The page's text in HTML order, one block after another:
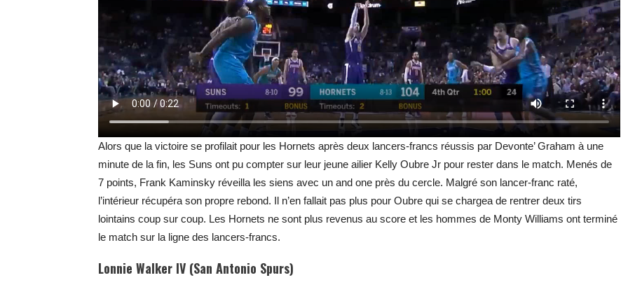
Alors que la victoire se profilait pour les Hornets après deux lancers-francs réussis par Devonte’ Graham à une
minute de la fin, les Suns ont pu compter sur leur jeune ailier Kelly Oubre Jr pour rester dans le match. Menés de
7 points, Frank Kaminsky réveilla les siens avec un and one près du cercle. Malgré son lancer-franc raté,
l’intérieur récupéra son propre rebond. Il n’en fallait pas plus pour Oubre qui se chargea de rentrer deux tirs
lointains coup sur coup. Les Hornets ne sont plus revenus au score et les hommes de Monty Williams ont terminé
le match sur la ligne des lancers-francs.
Lonnie Walker IV (San Antonio Spurs)